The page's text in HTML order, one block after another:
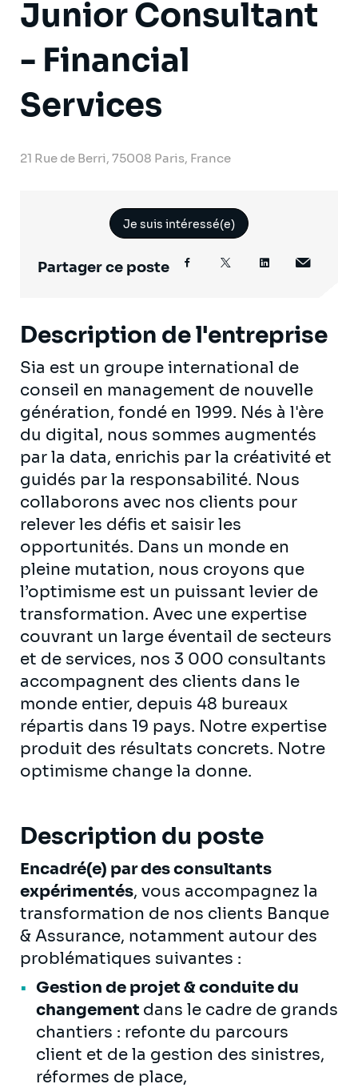
Junior Consultant
- Financial
Services
21 Rue de Berri, 75008 Paris, France
Je suis intéressé(e)
Partager ce poste
Description de l'entreprise
Sia est un groupe international de
conseil en management de nouvelle
génération, fondé en 1999. Nés à l'ère
du digital, nous sommes augmentés
par la data, enrichis par la créativité et
guidés par la responsabilité. Nous
collaborons avec nos clients pour
relever les défis et saisir les
opportunités. Dans un monde en
pleine mutation, nous croyons que
l’optimisme est un puissant levier de
transformation. Avec une expertise
couvrant un large éventail de secteurs
et de services, nos 3 000 consultants
accompagnent des clients dans le
monde entier, depuis 48 bureaux
répartis dans 19 pays. Notre expertise
produit des résultats concrets. Notre
optimisme change la donne.
Description du poste
Encadré(e) par des consultants
expérimentés, vous accompagnez la
transformation de nos clients Banque
& Assurance, notamment autour des
problématiques suivantes :
Gestion de projet & conduite du
changement dans le cadre de grands
chantiers : refonte du parcours
client et de la gestion des sinistres,
réformes de place,